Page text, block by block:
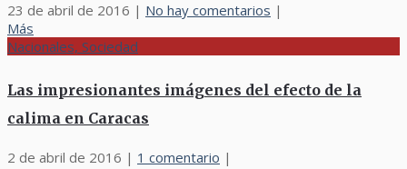
23 de abril de 2016 | No hay comentarios |
Más
Nacionales, Sociedad
Las impresionantes imágenes del efecto de la
calima en Caracas
2 de abril de 2016 | 1 comentario |